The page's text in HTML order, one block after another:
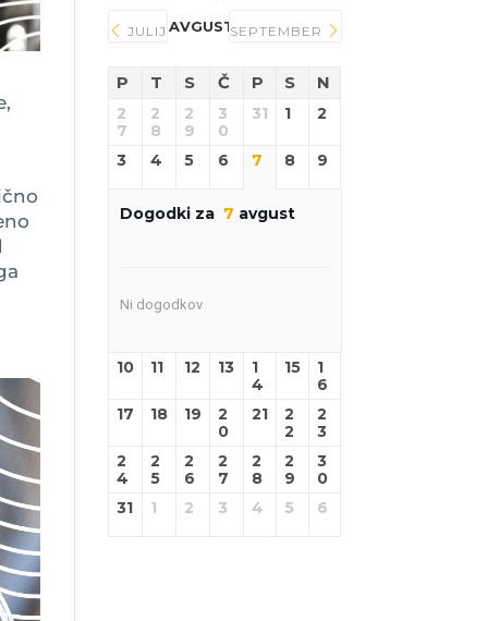
JULIJ AVGUST 2026
SEPTEMBER
P T S Č P S N
2
7
2
8
2
9
3
0
31 1 2
3 4 5 6 7 8 9
Dogodki za 7 avgust
Ni dogodkov
10 11 12 13
1
4
15
1
6
17
18 19
2
0
21
2
2
2
3
2
4
2
5
2
6
2
7
2
8
2
9
3
0
31
1 2 3 4 5 6